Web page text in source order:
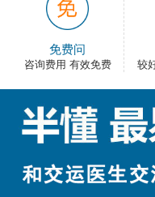
和平网友：
护士都很不错，服
手术费用还能接
了，出血不多，还不错
大叔：
免费问
咨询费用 有效免费 较